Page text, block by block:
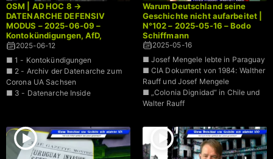
OSM | AD HOC 8 →
DATENARCHE DEFENSIV
MODUS – 2025-06-09 –
Kontokündigungen, AfD,
Corona UA Sachsen
2025-06-12
■ 1 - Kontokündigungen
■ 2 - Archiv der Datenarche zum
Corona UA Sachsen
■ 3 - Datenarche Inside
Warum Deutschland seine
Geschichte nicht aufarbeitet |
N°102 – 2025-05-16 – Bodo
Schiffmann
2025-05-16
■ Josef Mengele lebte in Paraguay
■ CIA Dokument von 1984: Walther
Rauff und Josef Mengele
■ „Colonia Dignidad“ in Chile und
Walter Rauff